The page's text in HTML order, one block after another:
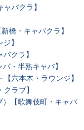
バクラ】
橋・キャバクラ】
】
クラ】
・半熟キャバ】
【六本木・ラウンジ】
ラブ】
）【歌舞伎町・キャバ